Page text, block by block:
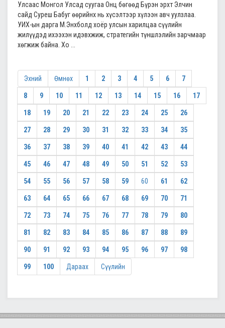
Улсаас Монгол Улсад суугаа Онц бөгөөд Бүрэн эрхт Элчин
сайд Суреш Бабуг өөрийнх нь хүсэлтээр хүлээн авч уулзлаа.
УИХ-ын дарга М.Энхболд хоёр улсын харилцаа сүүлийн
жилүүдэд ихээхэн идэвхжиж, стратегийн түншлэлийн зарчмаар
хөгжиж байна. Хо ...
Эхний Өмнөх 1 2 3 4 5 6 7
8 9 10 11 12 13 14 15 16 17
18 19 20 21 22 23 24 25 26
27 28 29 30 31 32 33 34 35
36 37 38 39 40 41 42 43 44
45 46 47 48 49 50 51 52 53
54 55 56 57 58 59 60 61 62
63 64 65 66 67 68 69 70 71
72 73 74 75 76 77 78 79 80
81 82 83 84 85 86 87 88 89
90 91 92 93 94 95 96 97 98
99 100 Дараах Сүүлийн